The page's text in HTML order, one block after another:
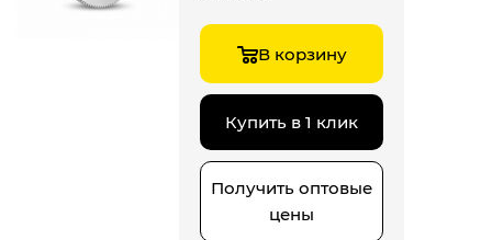
В корзину
Купить в 1 клик
Получить оптовые
цены